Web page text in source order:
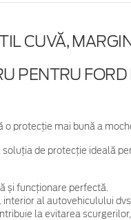
CUVĂ,
PENTRU
protecție mai bună a
de protecție ideală
și funcționare perfectă.
al autovehiculului dvs.
la evitarea